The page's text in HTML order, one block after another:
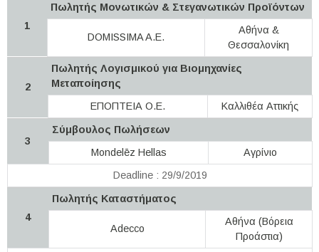
1
Πωλητής Μονωτικών & Στεγανωτικών Προϊόντων
DOMISSIMA A.E.
Αθήνα &
Θεσσαλονίκη
2
Πωλητής Λογισμικού για Βιομηχανίες
Μεταποίησης
ΕΠΟΠΤΕΙΑ Ο.Ε.
Καλλιθέα Αττικής
3
Σύμβουλος Πωλήσεων
Mondelēz Hellas
Αγρίνιο
Deadline : 29/9/2019
4
Πωλητής Καταστήματος
Adecco
Αθήνα (Βόρεια
Προάστια)